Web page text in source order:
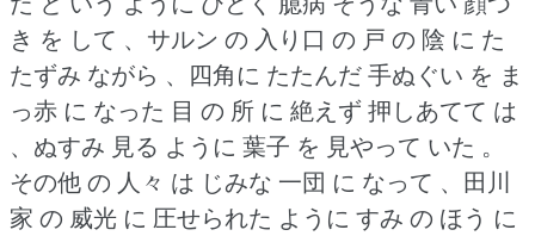
き を して 、サルン の 入り口 の 戸 の 陰 に た
たずみ ながら 、四角に たたんだ 手ぬぐい を ま
っ赤 に なった 目 の 所 に 絶えず 押しあてて は
、ぬすみ 見る ように 葉子 を 見やって いた 。
その他 の 人々 は じみな 一団 に なって 、田川
家 の 威光 に 圧せられた ように すみ の ほう に